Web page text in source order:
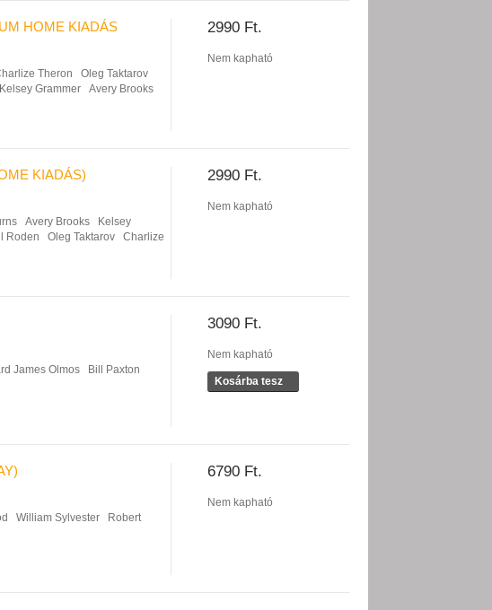
2990 Ft.
Nem kapható
HOME KIADÁS
Theron
Oleg Taktarov
Kelsey Grammer
Avery Brooks
2990 Ft.
Nem kapható
KIADÁS)
Avery Brooks
Kelsey
Roden Oleg Taktarov
Charlize
3090 Ft.
Nem kapható
Kosárba tesz
James Olmos
Bill Paxton
6790 Ft.
Nem kapható
William Sylvester
Robert